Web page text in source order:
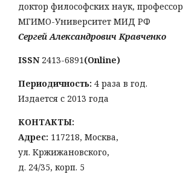
доктор философских наук, профессор
МГИМО-Университет МИД РФ
Сергей Александрович Кравченко
ISSN 2413-6891(Online)
Периодичность: 4 раза в год.
Издается с 2013 года
КОНТАКТЫ:
Адрес: 117218, Москва,
ул. Кржижановского,
д. 24/35, корп. 5